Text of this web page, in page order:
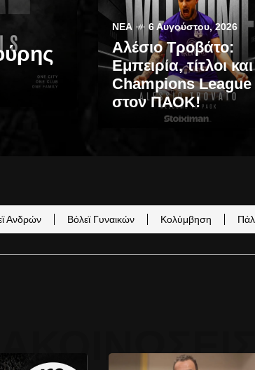
ΝΈΑ 6 Αυγούστου, 2026
Αλέσιο Τροβάτο:
Εμπειρία, τίτλοι και
Champions League
στον ΠΑΟΚ!
Ανδρών Βόλεϊ Γυναικών Κολύμβηση